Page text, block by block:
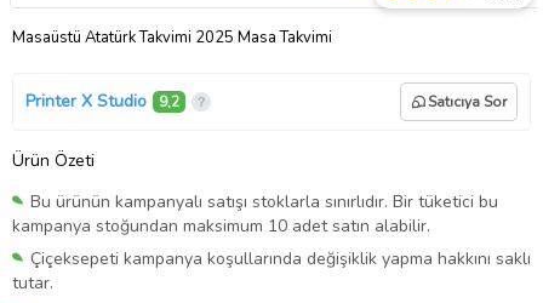
Masaüstü Atatürk Takvimi 2025 Masa Takvimi
Printer X Studio 9,2 Satıcıya Sor
Ürün Özeti
Bu ürünün kampanyalı satışı stoklarla sınırlıdır. Bir tüketici bu
kampanya stoğundan maksimum 10 adet satın alabilir.
Çiçeksepeti kampanya koşullarında değişiklik yapma hakkını saklı
tutar.